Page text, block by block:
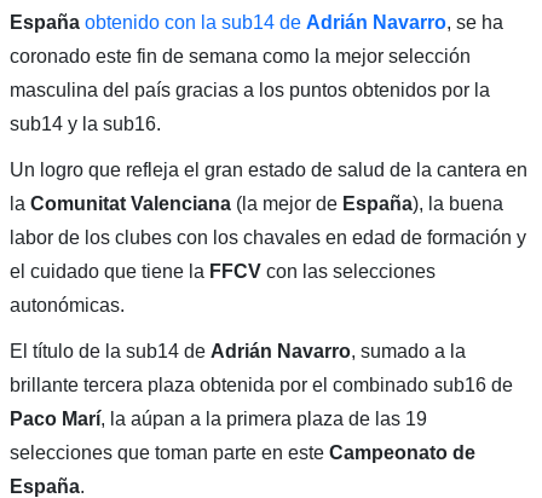
Españaobtenido con la sub14 de Adrián Navarro, se ha
coronado este fin de semana como la mejor selección
masculina del país gracias a los puntos obtenidos por la
sub14 y la sub16.
Un logro que refleja el gran estado de salud de la cantera en
la Comunitat Valenciana(la mejor de España), la buena
labor de los clubes con los chavales en edad de formación y
el cuidado que tiene la FFCVcon las selecciones
autonómicas.
El título de la sub14 de Adrián Navarro, sumado a la
brillante tercera plaza obtenida por el combinado sub16 de
Paco Marí, la aúpan a la primera plaza de las 19
selecciones que toman parte en este Campeonato de
España.